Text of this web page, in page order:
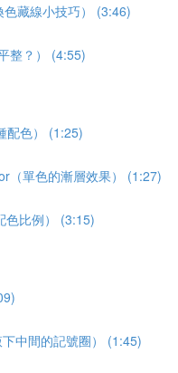
藏線小技巧） (3:46)
整？） (4:55)
配色） (1:25)
（單色的漸層效果） (1:27)
色比例） (3:15)
中間的記號圈） (1:45)